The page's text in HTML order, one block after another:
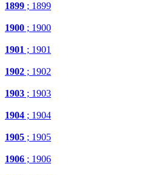
1899 ; 1899
1900 ; 1900
1901 ; 1901
1902 ; 1902
1903 ; 1903
1904 ; 1904
1905 ; 1905
1906 ; 1906